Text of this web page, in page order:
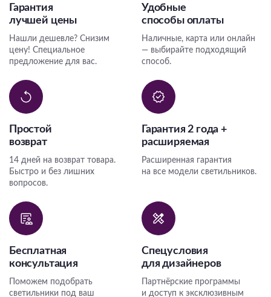
Гарантия
лучшей цены
Нашли дешевле? Снизим
цену! Специальное
предложение для вас.
Удобные
способы оплаты
Наличные, карта или онлайн
— выбирайте подходящий
способ.
Простой
возврат
14 дней на возврат товара.
Быстро и без лишних
вопросов.
Гарантия 2 года +
расширяемая
Расширенная гарантия
на все модели светильников.
Бесплатная
консультация
Поможем подобрать
светильники под ваш
Спецусловия
для дизайнеров
Партнёрские программы
и доступ к эксклюзивным